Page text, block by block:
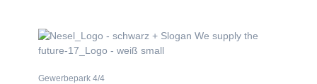
Gewerbepark 4/4